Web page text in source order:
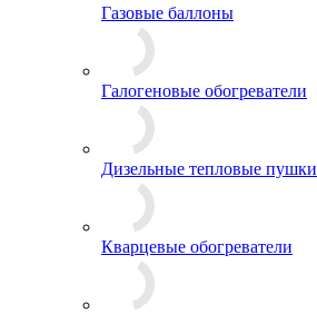
Газовые баллоны
Галогеновые обогреватели
Дизельные тепловые пушки
Кварцевые обогреватели